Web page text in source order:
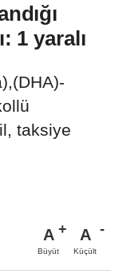
1 yaralı
taksiye
A
Büyüt
A
Küçült